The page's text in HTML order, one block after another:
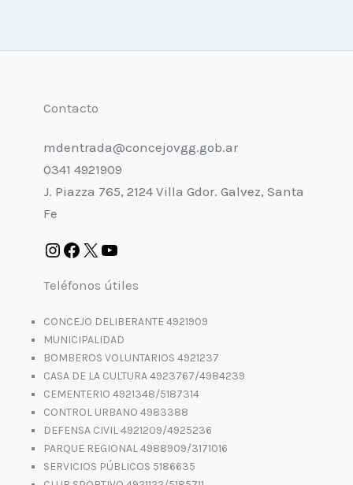
Contacto
mdentrada@concejovgg.gob.ar
0341 4921909
J. Piazza 765, 2124 Villa Gdor. Galvez, Santa
Fe
Teléfonos útiles
CONCEJO DELIBERANTE 4921909
MUNICIPALIDAD
BOMBEROS VOLUNTARIOS 4921237
CASA DE LA CULTURA 4923767/4984239
CEMENTERIO 4921348/5187314
CONTROL URBANO 4983388
DEFENSA CIVIL 4921209/4925236
PARQUE REGIONAL 4988909/3171016
SERVICIOS PÚBLICOS 5186635